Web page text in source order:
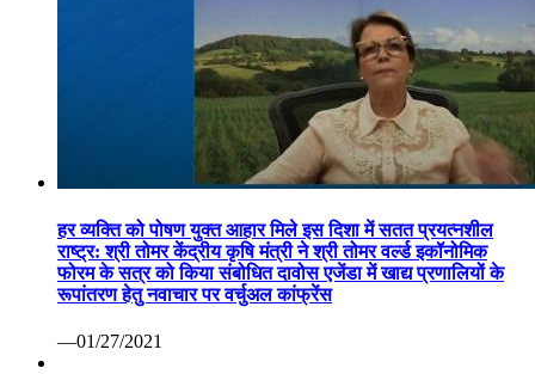
हर व्यक्ति को पोषण युक्त आहार मिले इस दिशा में सतत प्रयत्नशील
राष्ट्र: श्री तोमर केंद्रीय कृषि मंत्री ने श्री तोमर वर्ल्ड इकॉनोमिक
फोरम के सत्र को किया संबोधित दावोस एजेंडा में खाद्य प्रणालियों के
रूपांतरण हेतु नवाचार पर वर्चुअल कांफ्रेंस
—01/27/2021